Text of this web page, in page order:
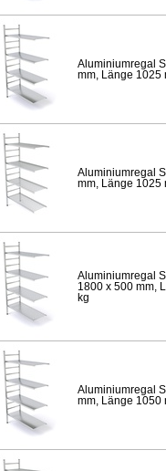
Aluminiumregal
mm, Länge 1025
Aluminiumregal
mm, Länge 1025
Aluminiumregal
1800 x 500 mm,
kg
Aluminiumregal
mm, Länge 1050